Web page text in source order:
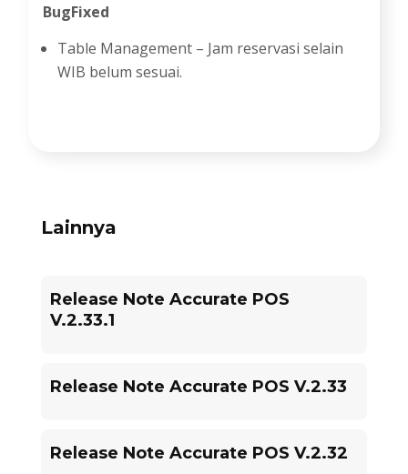
BugFixed
Table Management – Jam reservasi selain
WIB belum sesuai.
Lainnya
Release Note Accurate POS
V.2.33.1
Release Note Accurate POS V.2.33
Release Note Accurate POS V.2.32